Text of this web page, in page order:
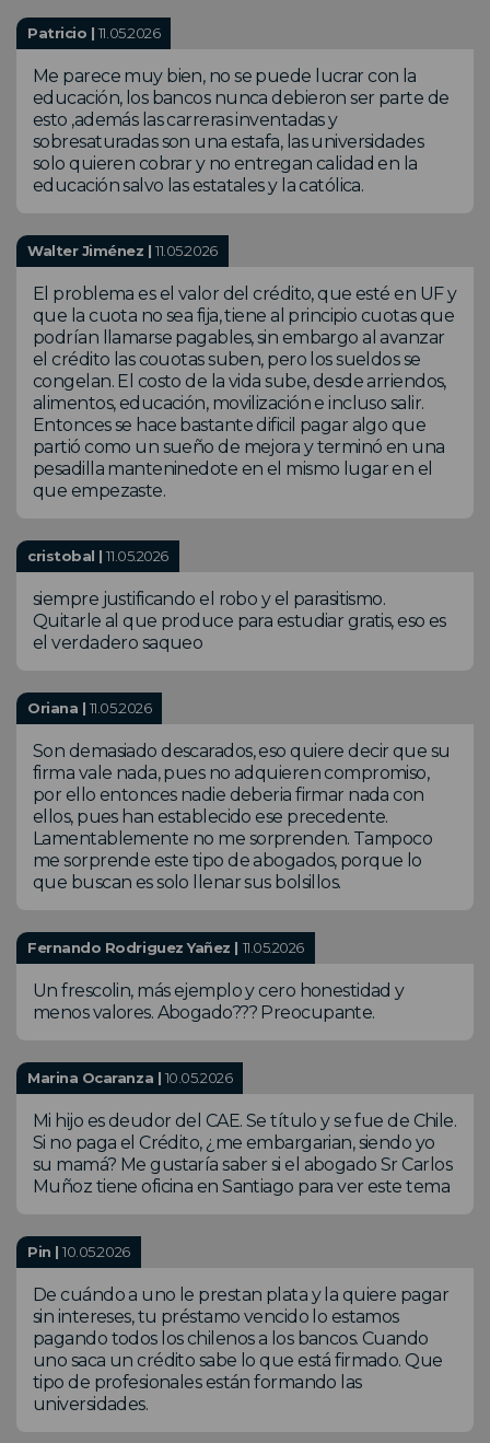
Patricio | 11.05.2026
Me parece muy bien, no se puede lucrar con la
educación, los bancos nunca debieron ser parte de
esto ,además las carreras inventadas y
sobresaturadas son una estafa, las universidades
solo quieren cobrar y no entregan calidad en la
educación salvo las estatales y la católica.
Walter Jiménez |11.05.2026
El problema es el valor del crédito, que esté en UF y
que la cuota no sea fija, tiene al principio cuotas que
podrían llamarse pagables, sin embargo al avanzar
el crédito las couotas suben, pero los sueldos se
congelan. El costo de la vida sube, desde arriendos,
alimentos, educación, movilización e incluso salir.
Entonces se hace bastante dificil pagar algo que
partió como un sueño de mejora y terminó en una
pesadilla manteninedote en el mismo lugar en el
que empezaste.
cristobal |11.05.2026
siempre justificando el robo y el parasitismo.
Quitarle al que produce para estudiar gratis, eso es
el verdadero saqueo
Oriana | 11.05.2026
Son demasiado descarados, eso quiere decir que su
firma vale nada, pues no adquieren compromiso,
por ello entonces nadie deberia firmar nada con
ellos, pues han establecido ese precedente.
Lamentablemente no me sorprenden. Tampoco
me sorprende este tipo de abogados, porque lo
que buscan es solo llenar sus bolsillos.
Fernando Rodriguez Yañez | 11.05.2026
Un frescolin, más ejemplo y cero honestidad y
menos valores. Abogado??? Preocupante.
Marina Ocaranza | 10.05.2026
Mi hijo es deudor del CAE. Se título y se fue de Chile.
Si no paga el Crédito, ¿me embargarian, siendo yo
su mamá? Me gustaría saber si el abogado Sr Carlos
Muñoz tiene oficina en Santiago para ver este tema
Pin |10.05.2026
De cuándo a uno le prestan plata y la quiere pagar
sin intereses, tu préstamo vencido lo estamos
pagando todos los chilenos a los bancos. Cuando
uno saca un crédito sabe lo que está firmado. Que
tipo de profesionales están formando las
universidades.